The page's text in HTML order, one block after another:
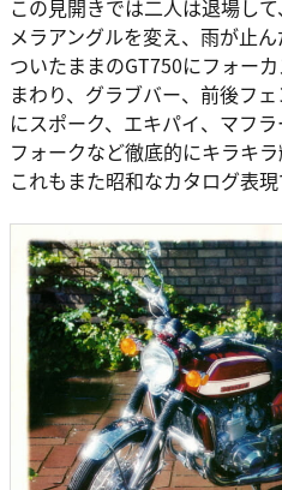
この見開きでは二人は退場し
メラアングルを変え、雨が止
ついたままのGT750にフォー
まわり、グラブバー、前後フ
にスポーク、エキパイ、マフ
フォークなど徹底的にキラキ
これもまた昭和なカタログ表現